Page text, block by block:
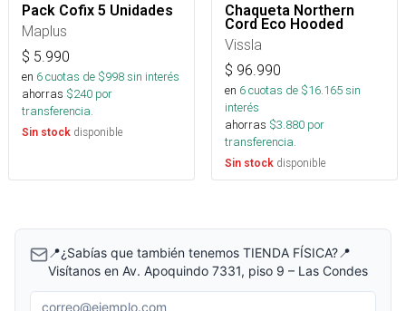
Pack Cofix 5 Unidades
Maplus
$ 5.990
en 6cuotas de $998sin interés
ahorras $240 por
transferencia.
Sin stock disponible
Chaqueta Northern
Cord Eco Hooded
Vissla
$ 96.990
en 6cuotas de $16.165sin
interés
ahorras $3.880 por
transferencia.
Sin stock disponible
📍¿Sabías que también tenemos TIENDA FÍSICA?📍
Visítanos en Av. Apoquindo 7331, piso 9 – Las Condes
Correo electrónico